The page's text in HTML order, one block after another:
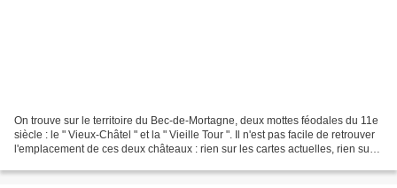
On trouve sur le territoire du Bec-de-Mortagne, deux mottes féodales du 11e
siècle : le " Vieux-Châtel " et la " Vieille Tour ". Il n'est pas facile de retrouver
l'emplacement de ces deux châteaux : rien sur les cartes actuelles, rien sur